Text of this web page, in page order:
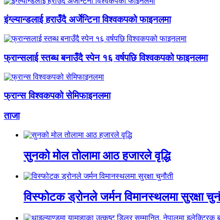
इंग्ल्यान्डलाई हराउँदै अर्जेन्टिना विश्वकपको फाइनलमा
फ्रान्सलाई स्तब्ध बनाउँदै स्पेन १६ वर्षपछि विश्वकपको फाइनलमा
फ्रान्स विश्वकपको सेमिफाइनलमा
ताजा
सुनको मोल तोलामा आठ हजारले वृद्धि
विस्फोटक ड्रोनले जर्मन विमानस्थलमा सुरक्षा